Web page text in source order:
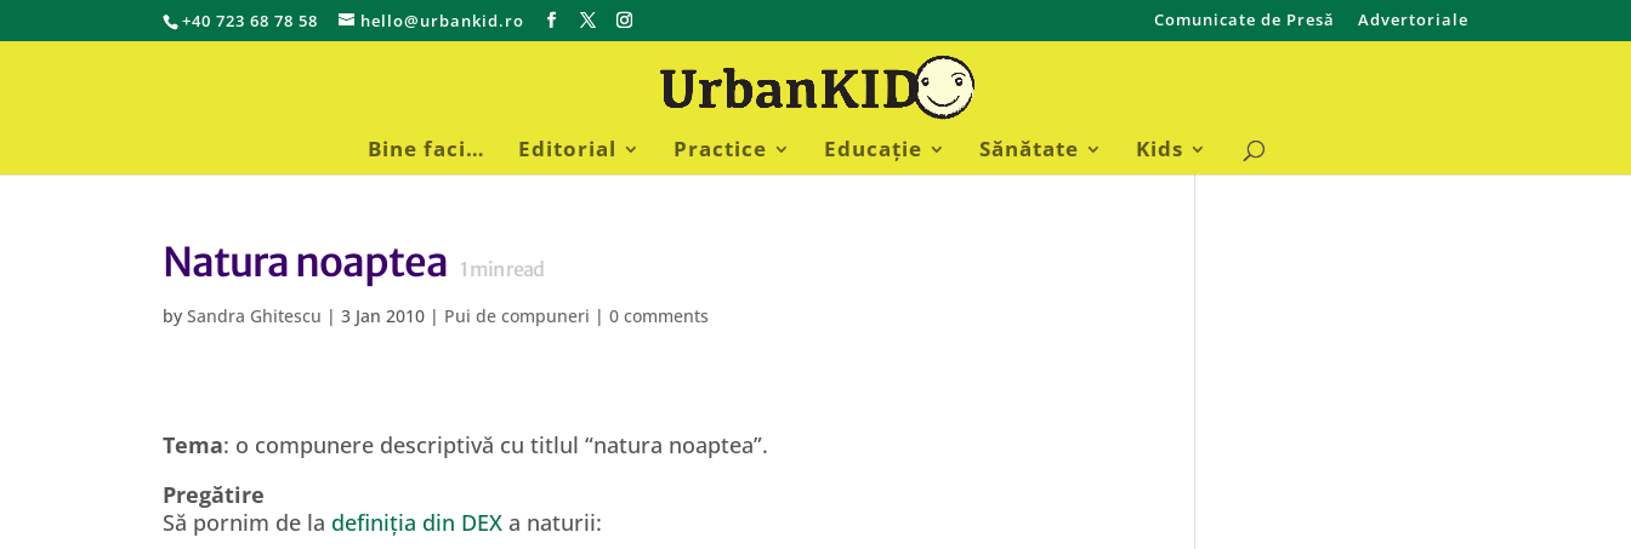
+40 723 68 78 58 hello@urbankid.ro Comunicate de Presă Advertoriale
Bine faci… Editorial Practice Educație Sănătate Kids
Natura noaptea 1 min read
bySandra Ghitescu |3 Jan 2010 | Pui de compuneri |0 comments
Tema: o compunere descriptivă cu titlul “natura noaptea”.
Pregătire
Să pornim de la definiția din DEX a naturii: